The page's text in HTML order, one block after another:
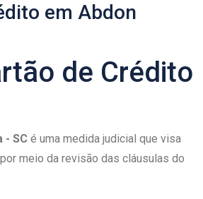
em Abdon
de Crédito
- SC é uma medida judicial que visa
meio da revisão das cláusulas do